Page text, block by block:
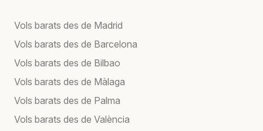
Vols barats des de Madrid
Vols barats des de Barcelona
Vols barats des de Bilbao
Vols barats des de Màlaga
Vols barats des de Palma
Vols barats des de València